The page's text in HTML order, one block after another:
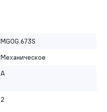
MGOG.673S
Механическое
A
2